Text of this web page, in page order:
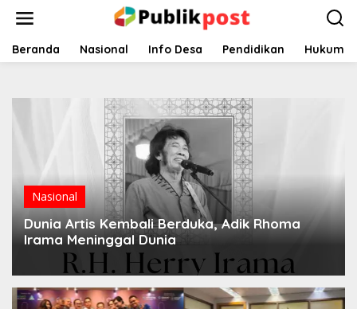
Beranda Nasional Info Desa Pendidikan Hukum
Nasional
Dunia Artis Kembali Berduka, Adik Rhoma
Irama Meninggal Dunia